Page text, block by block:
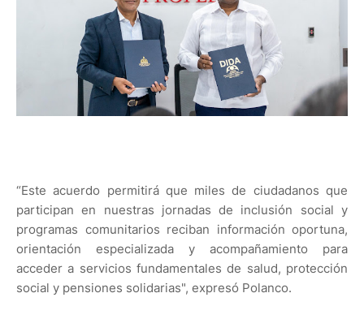
“Este acuerdo permitirá que miles de ciudadanos que
participan en nuestras jornadas de inclusión social y
programas comunitarios reciban información oportuna,
orientación especializada y acompañamiento para
acceder a servicios fundamentales de salud, protección
social y pensiones solidarias", expresó Polanco.